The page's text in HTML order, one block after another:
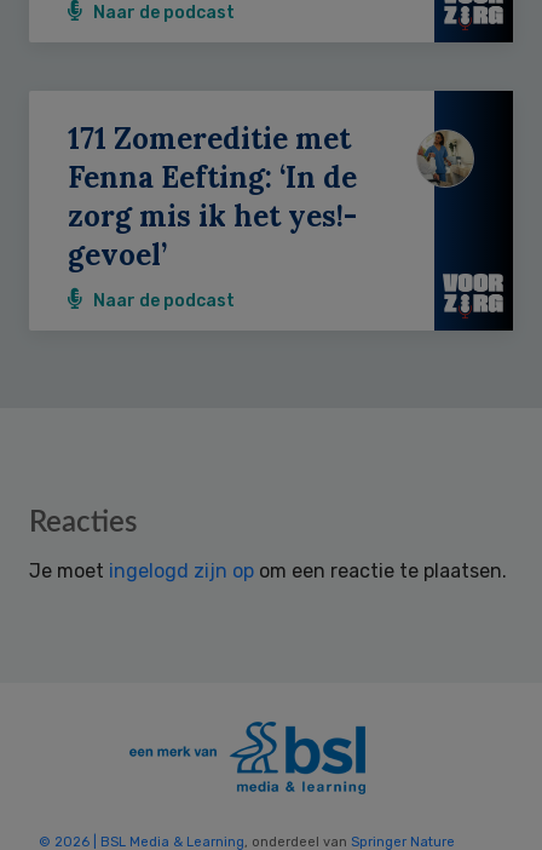
Naar de podcast
171 Zomereditie met
Fenna Eefting: ‘In de
zorg mis ik het yes!-
gevoel’
Naar de podcast
Reader
Reacties
Je moet ingelogd zijn op om een reactie te plaatsen.
© 2026 | BSL Media & Learning, onderdeel van Springer Nature